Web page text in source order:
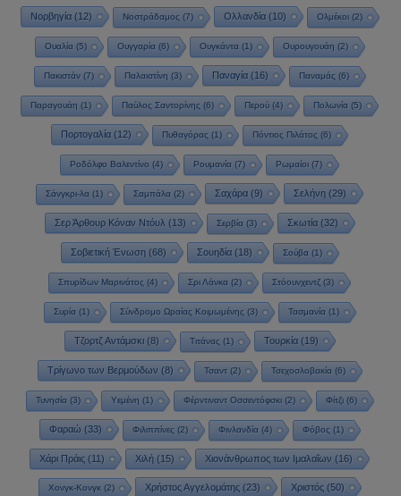
Νορβηγία(12) Νοστράδαμος (7) Ολλανδία(10) Ολμέκοι(2)
Ουαλία(5) Ουγγαρία(6) Ουγκάντα(1) Ουρουγουάη (2)
Πακιστάν(7) Παλαιστίνη (3) Παναγία(16) Παναμάς (6)
Παραγουάη (1) Παύλος Σαντορίνης (6) Περού (4) Πολωνία (5)
Πορτογαλία (12) Πυθαγόρας (1) Πόντιος Πιλάτος (6)
Ροδόλφο Βαλεντίνο (4) Ρουμανία (7) Ρωμαίοι (7)
Σάνγκρι-λα (1) Σαμπάλα (2) Σαχάρα (9) Σελήνη (29)
Σερ Άρθουρ Κόναν Ντόυλ (13) Σερβία(3) Σκωτία(32)
Σοβιετική Ένωση(68) Σουηδία(18) Σούβα(1)
Σπυρίδων Μαρινάτος (4) Σρι Λάνκα (2) Στόουνχεντζ (3)
Συρία(1) Σύνδρομο Ωραίας Κοιμωμένης (3) Τασμανία(1)
Τζορτζ Αντάμσκι(8) Τιτάνας (1) Τουρκία(19)
Τρίγωνο των Βερμούδων (8) Τσαντ(2) Τσεχοσλοβακία(6)
Τυνησία(3) Υεμένη (1) Φέρντιναντ Οσσεντόφσκι(2) Φίτζι(6)
Φαραώ (33) Φιλιππίνες (2) Φινλανδία(4) Φόβος (1)
Χάρι Πράις (11) Χιλή (15) Χιονάνθρωπος των Ιμαλαΐων (16)
Χονγκ-Κονγκ(2) Χρήστος Αγγελομάτης(23) Χριστός(50)